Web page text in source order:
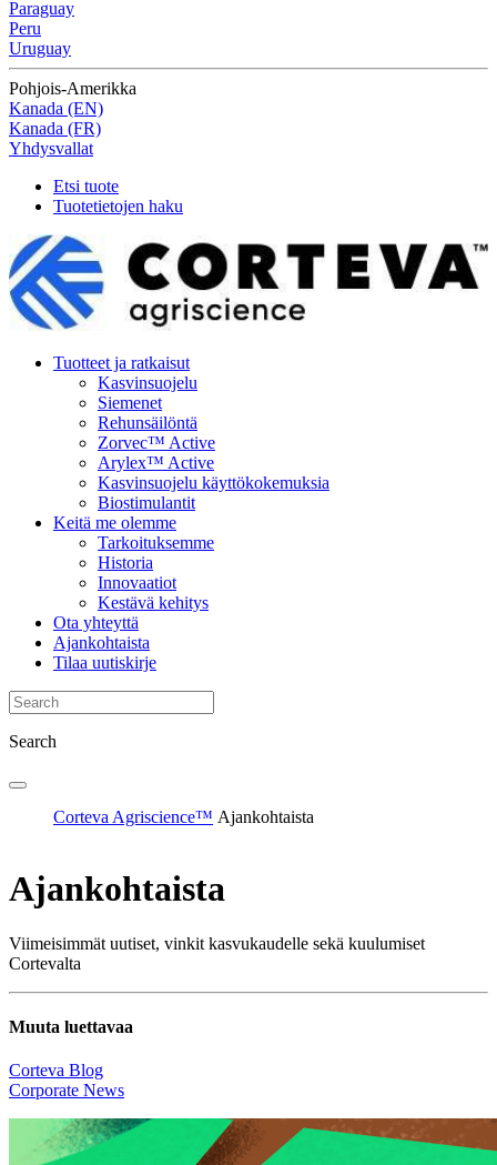
Paraguay
Peru
Uruguay
Pohjois-Amerikka
Kanada (EN)
Kanada (FR)
Yhdysvallat
Etsi tuote
Tuotetietojen haku
Tuotteet ja ratkaisut
Kasvinsuojelu
Siemenet
Rehunsäilöntä
Zorvec™ Active
Arylex™ Active
Kasvinsuojelu käyttökokemuksia
Biostimulantit
Keitä me olemme
Tarkoituksemme
Historia
Innovaatiot
Kestävä kehitys
Ota yhteyttä
Ajankohtaista
Tilaa uutiskirje
Search
Corteva Agriscience™ Ajankohtaista
Ajankohtaista
Viimeisimmät uutiset, vinkit kasvukaudelle sekä kuulumiset
Cortevalta
Muuta luettavaa
Corteva Blog
Corporate News